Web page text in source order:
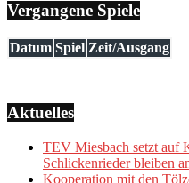
Vergangene Spiele
Datum Spiel Zeit/Ausgang
Aktuelles
TEV Miesbach setzt auf
Schlickenrieder bleiben
Kooperation mit den